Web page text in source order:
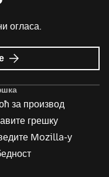
огласа.
о
Mozilla
за производ
грешку
Mozilla-у